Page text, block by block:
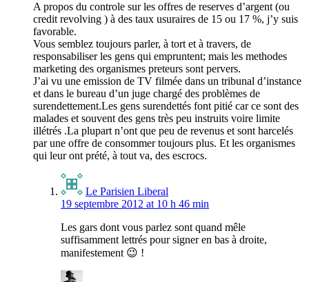
A propos du controle sur les offres de reserves d’argent (ou
credit revolving ) à des taux usuraires de 15 ou 17 %, j’y suis
favorable.
Vous semblez toujours parler, à tort et à travers, de
responsabiliser les gens qui empruntent; mais les methodes
marketing des organismes preteurs sont pervers.
J’ai vu une emission de TV filmée dans un tribunal d’instance
et dans le bureau d’un juge chargé des problèmes de
surendettement.Les gens surendettés font pitié car ce sont des
malades et souvent des gens très peu instruits voire limite
illétrés .La plupart n’ont que peu de revenus et sont harcelés
par une offre de consommer toujours plus. Et les organismes
qui leur ont prété, à tout va, des escrocs.
Le Parisien Liberal
19 septembre 2012 at 10 h 46 min
Les gars dont vous parlez sont quand mêle
suffisamment lettrés pour signer en bas à droite,
manifestement 😉 !